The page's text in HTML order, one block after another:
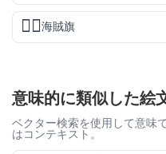
🏴‍☠️海賊旗
意味的に類似した絵
ベクター検索を使用して意味
はコンテキスト。